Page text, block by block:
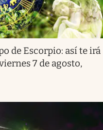
de Escorpio: así te irá
7 de agosto,